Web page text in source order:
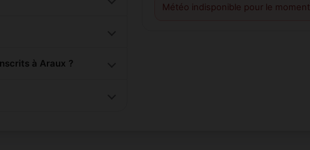
à Araux ?
Météo indisponible pour le moment.